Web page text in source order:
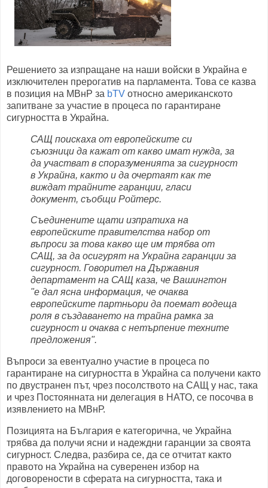
Решението за изпращане на наши войски в Украйна е
изключителен прерогатив на парламента. Това се казва
в позиция на МВнР за bTV относно американското
запитване за участие в процеса по гарантиране
сигурността в Украйна.
САЩ поискаха от европейските си
съюзници да кажат от какво имат нужда, за
да участват в споразуменията за сигурност
в Украйна, както и да очертаят как те
виждат трайните гаранции, гласи
документ, съобщи Ройтерс.
Съединените щати изпратиха на
европейските правителства набор от
въпроси за това какво ще им трябва от
САЩ, за да осигурят на Украйна гаранции за
сигурност. Говорител на Държавния
департамент на САЩ каза, че Вашингтон
"е дал ясна информация, че очаква
европейските партньори да поемат водеща
роля в създаването на трайна рамка за
сигурност и очаква с нетърпение техните
предложения".
Въпроси за евентуално участие в процеса по
гарантиране на сигурността в Украйна са получени както
по двустранен път, чрез посолството на САЩ у нас, така
и чрез Постоянната ни делегация в НАТО, се посочва в
изявлението на МВнР.
Позицията на България е категорична, че Украйна
трябва да получи ясни и надеждни гаранции за своята
сигурност. Следва, разбира се, да се отчитат както
правото на Украйна на суверенен избор на
договорености в сферата на сигурността, така и